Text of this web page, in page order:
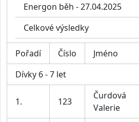
Energon běh - 27.04.2025
Celkové výsledky
Pořadí Číslo Jméno
Dívky 6 - 7 let
1. 123
Čurdová
Valerie